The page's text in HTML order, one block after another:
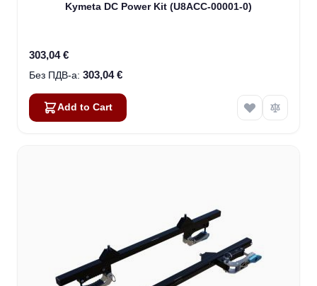
Kymeta DC Power Kit (U8ACC-00001-0)
303,04 €
303,04 €
Add to Cart